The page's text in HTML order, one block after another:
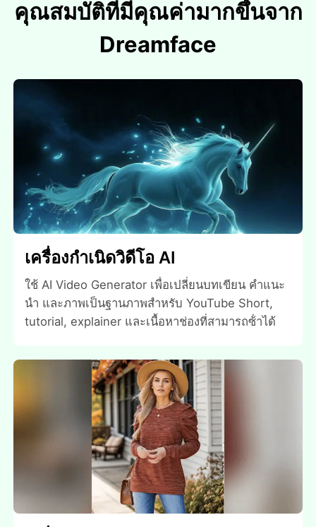
คุณสมบัติที่มีคุณค่ามากขึ้นจาก
Dreamface
เครื่องกําเนิดวิดีโอ AI
ใช้ AI Video Generator เพื่อเปลี่ยนบทเขียน คําแนะ
นํา และภาพเป็นฐานภาพสําหรับ YouTube Short,
tutorial, explainer และเนื้อหาช่องที่สามารถซ้ําได้